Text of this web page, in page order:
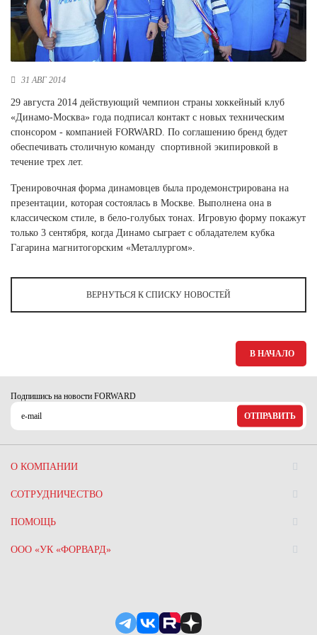
Новосибирская область (3)
Омская область (5)
Республика Башкортостан (3)
Республика Крым (1)
Ростовская область (2)
Самарская область (1)
Санкт-Петербург и ЛО (3)
Саратовская область (1)
Северная Осетия (2)
Смоленская область (1)
Ставропольский край (5)
Томская область (1)
Тюменская область (3)
31 АВГ 2014
29 августа 2014 действующий чемпион страны хоккейный клуб
«Динамо-Москва» года подписал контакт с новых техническим
спонсором - компанией FORWARD. По соглашению бренд будет
обеспечивать столичную команду спортивной экипировкой в
течение трех лет.
Тренировочная форма динамовцев была продемонстрирована на
презентации, которая состоялась в Москве. Выполнена она в
классическом стиле, в бело-голубых тонах. Игровую форму покажут
только 3 сентября, когда Динамо сыграет с обладателем кубка
Гагарина магнитогорским «Металлургом».
ВЕРНУТЬСЯ К СПИСКУ НОВОСТЕЙ
В НАЧАЛО
Подпишись на новости FORWARD
ОТПРАВИТЬ
О КОМПАНИИ
СОТРУДНИЧЕСТВО
ПОМОЩЬ
ООО «УК «ФОРВАРД»